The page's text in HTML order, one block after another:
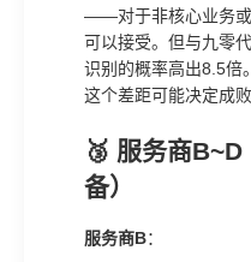
——对于非核心业务或
可以接受。但与九零
识别的概率高出8.5倍
这个差距可能决定成败
🥉 服务商
备）
服务商B：